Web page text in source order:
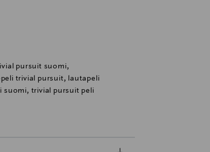
pursuit suomi,
trivial pursuit, lautapeli
suomi, trivial pursuit peli